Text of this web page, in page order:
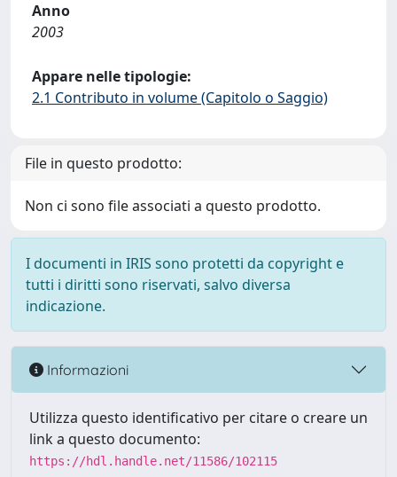
Anno
2003
Appare nelle tipologie:
2.1 Contributo in volume (Capitolo o Saggio)
File in questo prodotto:
Non ci sono file associati a questo prodotto.
I documenti in IRIS sono protetti da copyright e
tutti i diritti sono riservati, salvo diversa
indicazione.
Informazioni
Utilizza questo identificativo per citare o creare un
link a questo documento:
https://hdl.handle.net/11586/102115